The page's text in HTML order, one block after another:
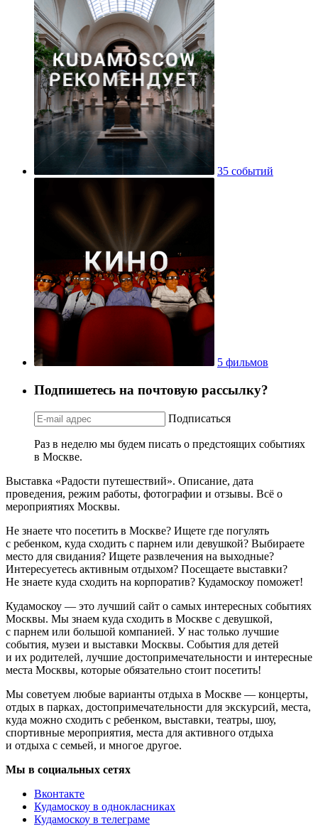
35 событий
5 фильмов
Подпишетесь на почтовую рассылку?
Подписаться
Раз в неделю мы будем писать о предстоящих событиях
в Москве.
Выставка «Радости путешествий». Описание, дата
проведения, режим работы, фотографии и отзывы. Всё о
мероприятиях Москвы.
Не знаете что посетить в Москве? Ищете где погулять
с ребенком, куда сходить с парнем или девушкой? Выбираете
место для свидания? Ищете развлечения на выходные?
Интересуетесь активным отдыхом? Посещаете выставки?
Не знаете куда сходить на корпоратив? Кудамоскоу поможет!
Кудамоскоу — это лучший сайт о самых интересных событиях
Москвы. Мы знаем куда сходить в Москве с девушкой,
с парнем или большой компанией. У нас только лучшие
события, музеи и выставки Москвы. События для детей
и их родителей, лучшие достопримечательности и интересные
места Москвы, которые обязательно стоит посетить!
Мы советуем любые варианты отдыха в Москве — концерты,
отдых в парках, достопримечательности для экскурсий, места,
куда можно сходить с ребенком, выставки, театры, шоу,
спортивные мероприятия, места для активного отдыха
и отдыха с семьей, и многое другое.
Мы в социальных сетях
Вконтакте
Кудамоскоу в однокласниках
Кудамоскоу в телеграме